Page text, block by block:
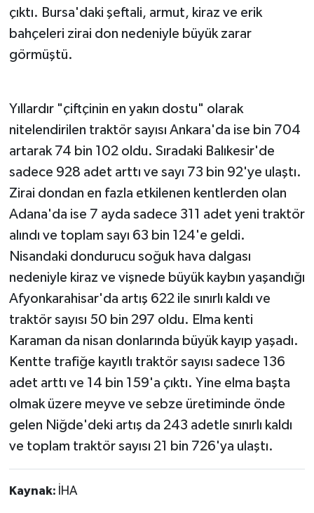
çıktı. Bursa'daki şeftali, armut, kiraz ve erik
bahçeleri zirai don nedeniyle büyük zarar
görmüştü.
Yıllardır "çiftçinin en yakın dostu" olarak
nitelendirilen traktör sayısı Ankara'da ise bin 704
artarak 74 bin 102 oldu. Sıradaki Balıkesir'de
sadece 928 adet arttı ve sayı 73 bin 92'ye ulaştı.
Zirai dondan en fazla etkilenen kentlerden olan
Adana'da ise 7 ayda sadece 311 adet yeni traktör
alındı ve toplam sayı 63 bin 124'e geldi.
Nisandaki dondurucu soğuk hava dalgası
nedeniyle kiraz ve vişnede büyük kaybın yaşandığı
Afyonkarahisar'da artış 622 ile sınırlı kaldı ve
traktör sayısı 50 bin 297 oldu. Elma kenti
Karaman da nisan donlarında büyük kayıp yaşadı.
Kentte trafiğe kayıtlı traktör sayısı sadece 136
adet arttı ve 14 bin 159'a çıktı. Yine elma başta
olmak üzere meyve ve sebze üretiminde önde
gelen Niğde'deki artış da 243 adetle sınırlı kaldı
ve toplam traktör sayısı 21 bin 726'ya ulaştı.
Kaynak: İHA